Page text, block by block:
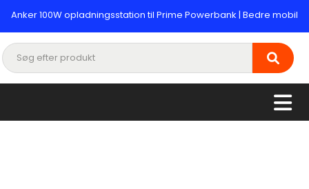
Anker 100W opladningsstation til Prime Powerbank | Bedre mobil